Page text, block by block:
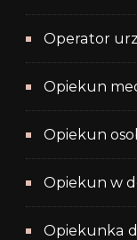
Operator
Opiekun
Opiekun
Opiekun w
Opiekunka